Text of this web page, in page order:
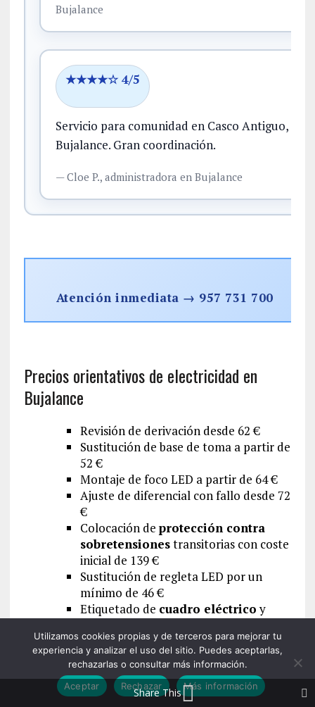
Bujalance
★★★★☆ 4/5
Servicio para comunidad en Casco Antiguo,
Bujalance. Gran coordinación.
—Cloe P., administradora en Bujalance
Atención inmediata → 957 731 700
Precios orientativos de electricidad en
Bujalance
Revisión de derivación desde 62 €
Sustitución de base de toma a partir de
52 €
Montaje de foco LED a partir de 64 €
Ajuste de diferencial con fallo desde 72
€
Colocación de protección contra
sobretensionestransitorias con coste
inicial de 139 €
Sustitución de regleta LED por un
mínimo de 46 €
Etiquetado de cuadro eléctricoy
€
CIE (según potencia) a partir de 205 €
Coste porhora de electricistaentre
57 €/h
Share This
Utilizamos cookies propias y de terceros para mejorar tu
experiencia y analizar el uso del sitio. Puedes aceptarlas,
rechazarlas o consultar más información.
Aceptar
Rechazar Más información